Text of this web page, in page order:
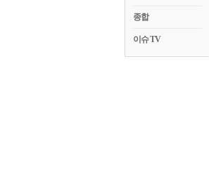
종합
이슈 TV